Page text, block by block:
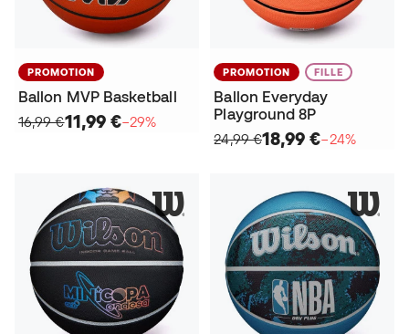
PROMOTION
Ballon MVP Basketball
16,99 €11,99 €−29%
PROMOTION FILLE
Ballon Everyday
Playground 8P
24,99 €18,99 €−24%